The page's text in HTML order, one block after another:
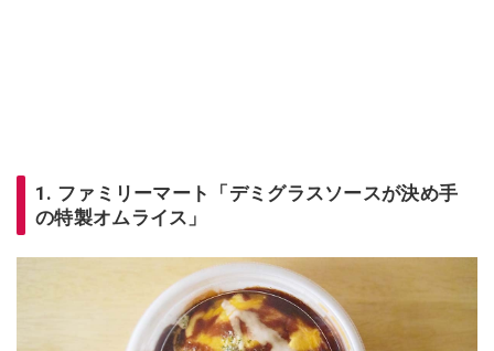
1. ファミリーマート「デミグラスソースが決め手
の特製オムライス」